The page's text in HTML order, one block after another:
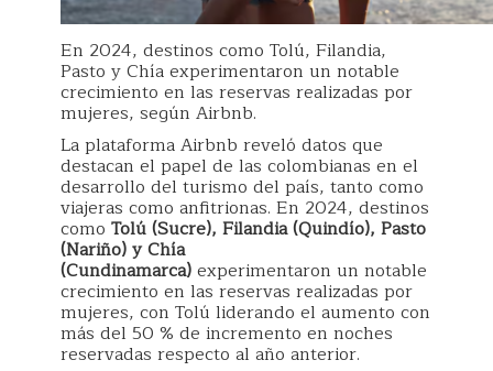
En 2024, destinos como Tolú, Filandia,
Pasto y Chía experimentaron un notable
crecimiento en las reservas realizadas por
mujeres, según Airbnb.
La plataforma Airbnb reveló datos que
destacan el papel de las colombianas en el
desarrollo del turismo del país, tanto como
viajeras como anfitrionas. En 2024, destinos
como Tolú (Sucre), Filandia (Quindío), Pasto
(Nariño) y Chía
(Cundinamarca)experimentaron un notable
crecimiento en las reservas realizadas por
mujeres, con Tolú liderando el aumento con
más del 50 % de incremento en noches
reservadas respecto al año anterior.